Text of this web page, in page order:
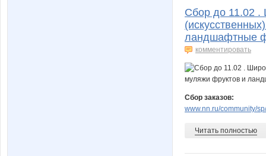
Сбор до 11.02 .
ландшафтные
комментировать
Сбор заказов:
www.nn.ru/community/
Читать полностью